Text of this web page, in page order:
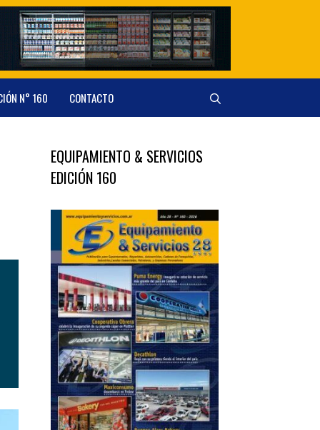
N° 160 CONTACTO
EQUIPAMIENTO & SERVICIOS
EDICIÓN 160